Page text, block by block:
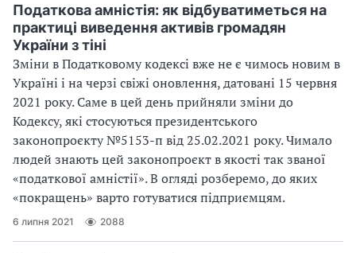
Податкова амністія: як відбуватиметься на
практиці виведення активів громадян
України з тіні
Зміни в Податковому кодексі вже не є чимось новим в
Україні і на черзі свіжі оновлення, датовані 15 червня
2021 року. Саме в цей день прийняли зміни до
Кодексу, які стосуються президентського
законопроєкту №5153-п від 25.02.2021 року. Чимало
людей знають цей законопроєкт в якості так званої
«податкової амністії». В огляді розберемо, до яких
«покращень» варто готуватися підприємцям.
6 липня 2021 2088